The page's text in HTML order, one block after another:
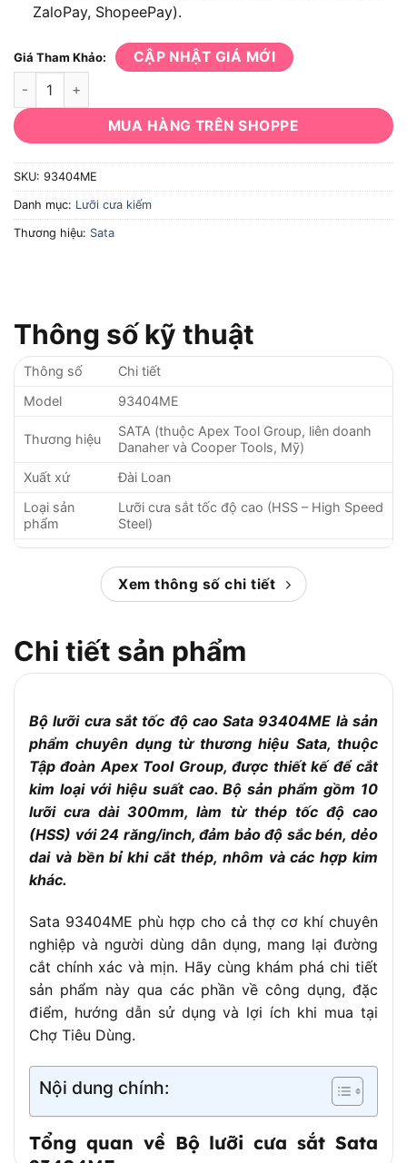
ZaloPay, ShopeePay).
Giá Tham Khảo: CẬP NHẬT GIÁ MỚI
Bộ lưỡi cưa sắt tốc độ cao Sata 93404ME số lượng
MUA HÀNG TRÊN SHOPPE
SKU: 93404ME
Danh mục: Lưỡi cưa kiếm
Thương hiệu: Sata
Thông số kỹ thuật
Thông số
Chi tiết
Model
93404ME
Thương hiệu
SATA (thuộc Apex Tool Group, liên doanh
Danaher và Cooper Tools, Mỹ)
Xuất xứ
Đài Loan
Loại sản
phẩm
Lưỡi cưa sắt tốc độ cao (HSS – High Speed
Steel)
Thép tốc độ cao (HSS), chống mài mòn, độ
bền cao
Số răng
24 TPI (Teeth Per Inch – 24 răng trên mỗi
inch)
Ứng dụng
Cưa sắt, thép, kim loại màu, ống kim loại,
nhựa cứng và các vật liệu khác
Độ cứng
Đạt tiêu chuẩn công nghiệp, phù hợp với cưa
tay và cưa máy
Số lượng
trong bộ
12 lưỡi cưa (theo một số nhà cung cấp, có
thể thay đổi)
Tính năng
nổi bật
– Cắt nhanh, chính xác
– Tương thích với hầu hết các khung
cưa sắt tiêu chuẩn
Trọng lượng
(ước tính)
~150-200g (tùy số lượng lưỡi trong bộ)
Đóng gói
lưỡi cưa
Thời gian
bảo hành
Không áp dụng hoặc tùy nhà cung cấp
(thường 6-12 tháng)
Xem thông số chi tiết
Chi tiết sản phẩm
Bộ lưỡi cưa sắt tốc độ cao Sata 93404ME là sản
phẩm chuyên dụng từ thương hiệu Sata, thuộc
Tập đoàn Apex Tool Group, được thiết kế để cắt
kim loại với hiệu suất cao. Bộ sản phẩm gồm 10
lưỡi cưa dài 300mm, làm từ thép tốc độ cao
(HSS) với 24 răng/inch, đảm bảo độ sắc bén, dẻo
dai và bền bỉ khi cắt thép, nhôm và các hợp kim
khác.
Sata 93404ME phù hợp cho cả thợ cơ khí chuyên
nghiệp và người dùng dân dụng, mang lại đường
cắt chính xác và mịn. Hãy cùng khám phá chi tiết
sản phẩm này qua các phần về công dụng, đặc
điểm, hướng dẫn sử dụng và lợi ích khi mua tại
Chợ Tiêu Dùng.
Nội dung chính:
Tổng quan về Bộ lưỡi cưa sắt Sata